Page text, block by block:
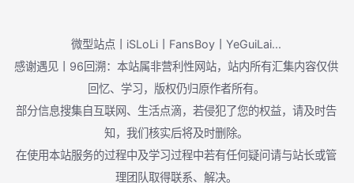
微型站点丨iSLoLi丨FansBoy丨YeGuiLai...
感谢遇见丨96回溯：本站属非营利性网站，站内所有汇集内容仅供
回忆、学习，版权仍归原作者所有。
部分信息搜集自互联网、生活点滴，若侵犯了您的权益，请及时告
知，我们核实后将及时删除。
在使用本站服务的过程中及学习过程中若有任何疑问请与站长或管
理团队取得联系、解决。